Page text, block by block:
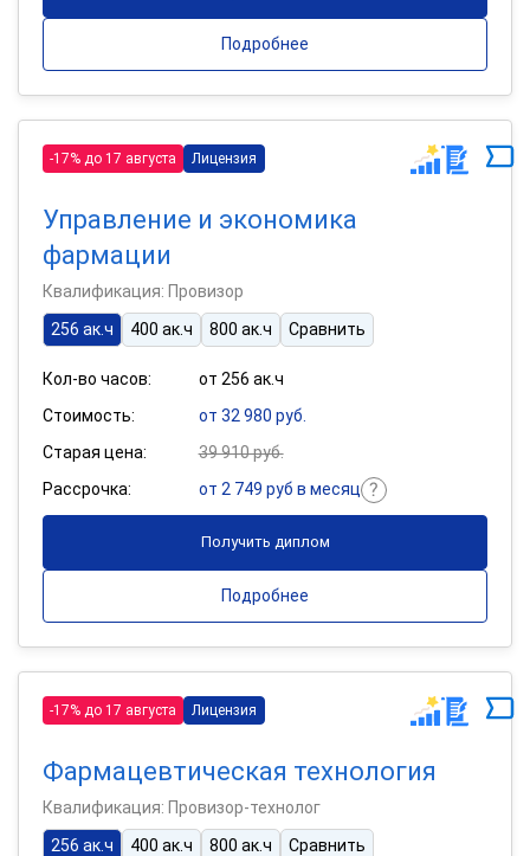
Подробнее
-17% до 17 августа Лицензия
Управление и экономика
фармации
Квалификация: Провизор
256 ак.ч
400 ак.ч 800 ак.ч Сравнить
Кол-во часов:
от 256 ак.ч
Стоимость:
от 32 980 руб.
Старая цена:
39 910 руб.
Рассрочка:
от 2 749 руб в месяц
Получить диплом
Подробнее
-17% до 17 августа Лицензия
Фармацевтическая технология
Квалификация: Провизор-технолог
256 ак.ч
400 ак.ч 800 ак.ч Сравнить